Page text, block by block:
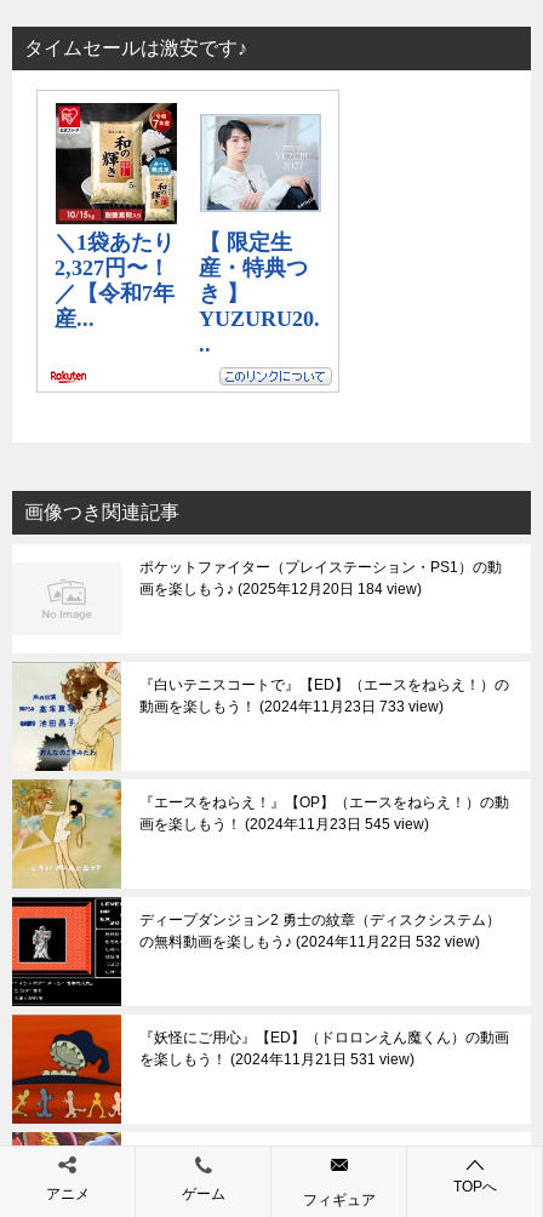
タイムセールは激安です♪
画像つき関連記事
ポケットファイター（プレイステーション・PS1）の動
画を楽しもう♪ 2025年12月20日 184 view
『白いテニスコートで』【ED】（エースをねらえ！）の
動画を楽しもう！
2024年11月23日 733 view
『エースをねらえ！』【OP】（エースをねらえ！）の動
画を楽しもう！
2024年11月23日 545 view
ディープダンジョン2 勇士の紋章（ディスクシステム）
の無料動画を楽しもう♪ 2024年11月22日 532 view
『妖怪にご用心』【ED】（ドロロンえん魔くん）の動画
を楽しもう！
2024年11月21日 531 view
『ドロロンえん魔くん』【OP】（ドロロンえん魔くん）
の動画を楽しもう！
2024年11月21日 559 view
アニメ
ゲーム フィギュア
TOPへ